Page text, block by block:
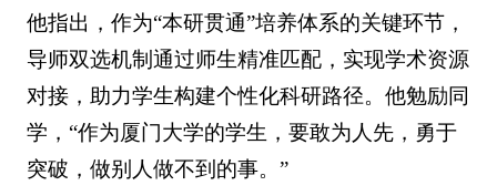
他指出，作为“本研贯通”培养体系的关键环节，
导师双选机制通过师生精准匹配，实现学术资源
对接，助力学生构建个性化科研路径。他勉励同
学，“作为厦门大学的学生，要敢为人先，勇于
突破，做别人做不到的事。”